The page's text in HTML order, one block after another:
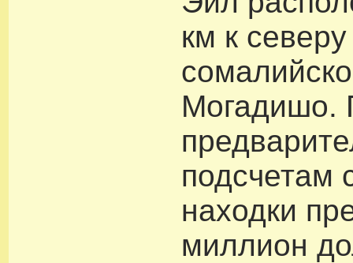
км к северу
Могадишо.
подсчетам
находки
миллион